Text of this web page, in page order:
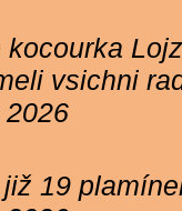
kocourka
vsichni
19